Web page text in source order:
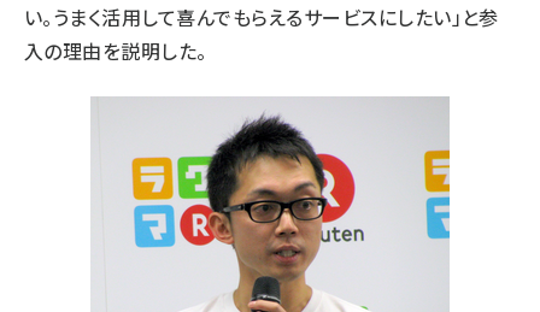
い。うまく活用して喜んでもらえるサービスにしたい」と参
入の理由を説明した。